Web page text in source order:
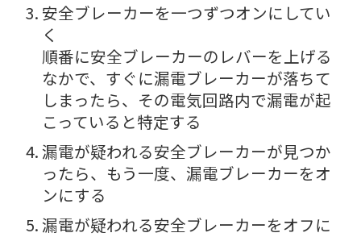
安全ブレーカーを一つずつオンにしてい
く
順番に安全ブレーカーのレバーを上げる
なかで、すぐに漏電ブレーカーが落ちて
しまったら、その電気回路内で漏電が起
こっていると特定する
漏電が疑われる安全ブレーカーが見つか
ったら、もう一度、漏電ブレーカーをオ
ンにする
漏電が疑われる安全ブレーカーをオフに